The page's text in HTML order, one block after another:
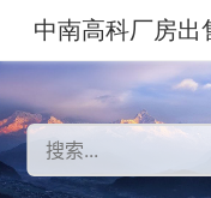
中南高科厂房出